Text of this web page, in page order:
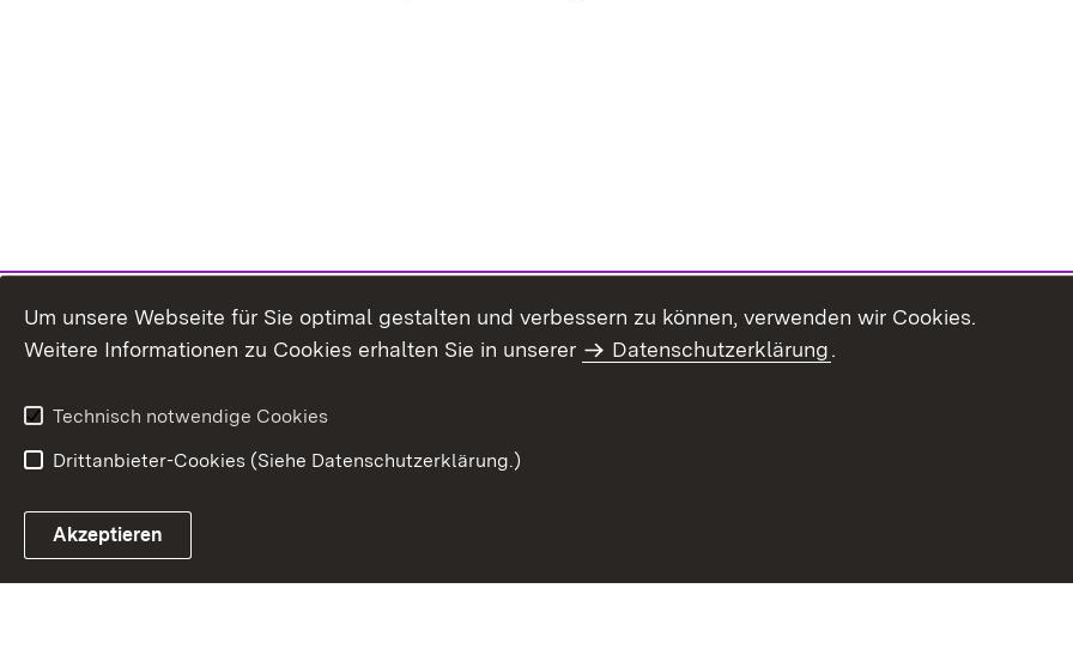
Um unsere Webseite für Sie optimal gestalten und verbessern zu können, verwenden wir Cookies.
Weitere Informationen zu Cookies erhalten Sie in unserer
Datenschutzerklärung.
Technisch notwendige Cookies
Drittanbieter-Cookies (Siehe Datenschutzerklärung.)
Akzeptieren